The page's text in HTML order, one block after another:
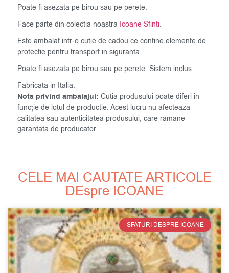
Poate fi asezata pe birou sau pe perete.
Face parte din colectia noastra Icoane Sfinti.
Este ambalat intr-o cutie de cadou ce contine elemente de
protectie pentru transport in siguranta.
Poate fi asezata pe birou sau pe perete. Sistem inclus.
Fabricata in Italia.
Nota privind ambalajul: Cutia produsului poate diferi in
funcție de lotul de productie. Acest lucru nu afecteaza
calitatea sau autenticitatea produsului, care ramane
garantata de producator.
CELE MAI CAUTATE ARTICOLE
DEspre ICOANE
SFATURI DESPRE ICOANE